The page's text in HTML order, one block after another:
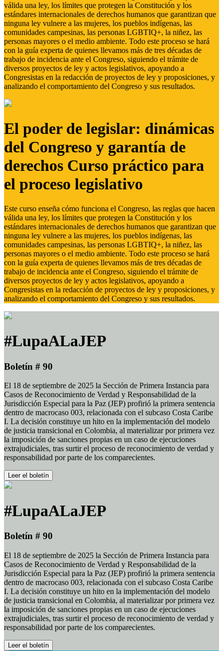
válida una ley, los límites que protegen la Constitución y los
estándares internacionales de derechos humanos que garantizan que
ninguna ley vulnere a las mujeres, los pueblos indígenas, las
comunidades campesinas, las personas LGBTIQ+, la niñez, las
personas mayores o el medio ambiente. Todo este proceso se hará
con la guía experta de quienes llevamos más de tres décadas de
trabajo de incidencia ante el Congreso, siguiendo el trámite de
diversos proyectos de ley y actos legislativos, apoyando a
Congresistas en la redacción de proyectos de ley y proposiciones, y
analizando el comportamiento del Congreso y sus resultados.
El poder de legislar: dinámicas
del Congreso y garantía de
derechos Curso práctico para
el proceso legislativo
Este curso enseña cómo funciona el Congreso, las reglas que hacen
válida una ley, los límites que protegen la Constitución y los
estándares internacionales de derechos humanos que garantizan que
ninguna ley vulnere a las mujeres, los pueblos indígenas, las
comunidades campesinas, las personas LGBTIQ+, la niñez, las
personas mayores o el medio ambiente. Todo este proceso se hará
con la guía experta de quienes llevamos más de tres décadas de
trabajo de incidencia ante el Congreso, siguiendo el trámite de
diversos proyectos de ley y actos legislativos, apoyando a
Congresistas en la redacción de proyectos de ley y proposiciones, y
analizando el comportamiento del Congreso y sus resultados.
#LupaALaJEP
Boletín # 90
El 18 de septiembre de 2025 la Sección de Primera Instancia para
Casos de Reconocimiento de Verdad y Responsabilidad de la
Jurisdicción Especial para la Paz (JEP) profirió la primera sentencia
dentro de macrocaso 003, relacionada con el subcaso Costa Caribe
I. La decisión constituye un hito en la implementación del modelo
de justicia transicional en Colombia, al materializar por primera vez
la imposición de sanciones propias en un caso de ejecuciones
extrajudiciales, tras surtir el proceso de reconocimiento de verdad y
responsabilidad por parte de los comparecientes.
Leer el boletín
#LupaALaJEP
Boletín # 90
El 18 de septiembre de 2025 la Sección de Primera Instancia para
Casos de Reconocimiento de Verdad y Responsabilidad de la
Jurisdicción Especial para la Paz (JEP) profirió la primera sentencia
dentro de macrocaso 003, relacionada con el subcaso Costa Caribe
I. La decisión constituye un hito en la implementación del modelo
de justicia transicional en Colombia, al materializar por primera vez
la imposición de sanciones propias en un caso de ejecuciones
extrajudiciales, tras surtir el proceso de reconocimiento de verdad y
responsabilidad por parte de los comparecientes.
Leer el boletín